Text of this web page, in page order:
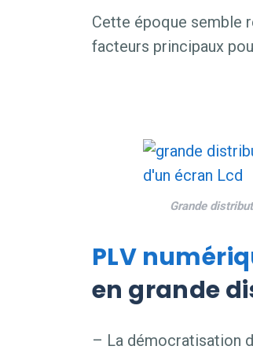
Cette époque semble
facteurs principaux
Grande
PLV
en grande
– La démocratisation